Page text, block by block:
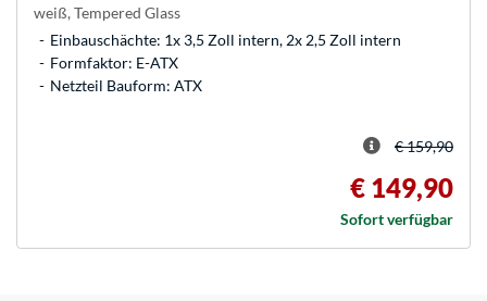
weiß, Tempered Glass
Einbauschächte: 1x 3,5 Zoll intern, 2x 2,5 Zoll intern
Formfaktor: E-ATX
Netzteil Bauform: ATX
€ 159,90
€ 149,90
Sofort verfügbar